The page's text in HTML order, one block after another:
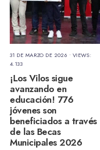
31 DE MARZO DE 2026 • VIEWS:
4.133
¡Los Vilos sigue
avanzando en
educación! 776
jóvenes son
beneficiados a través
de las Becas
Municipales 2026